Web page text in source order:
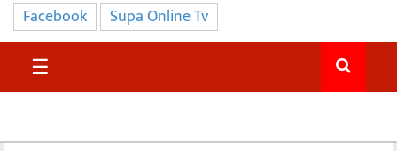
प्रमुख
समाचार
सुदुर
Facebook Supa Online Tv
☰